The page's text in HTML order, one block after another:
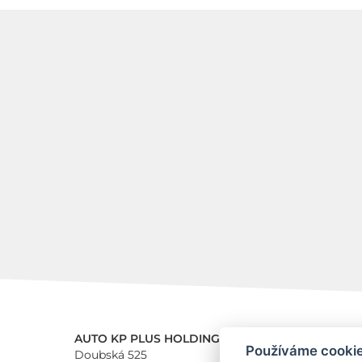
AUTO KP PLUS HOLDING a.s.
Doubská 525
Používáme